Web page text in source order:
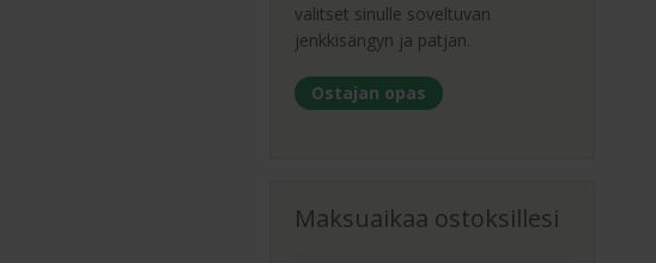
valitset sinulle soveltuvan
jenkkisängyn ja patjan.
Ostajan opas
Maksuaikaa ostoksillesi